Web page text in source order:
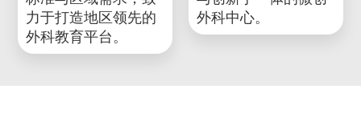
力于打造地区领先的
外科教育平台。
外科中心。